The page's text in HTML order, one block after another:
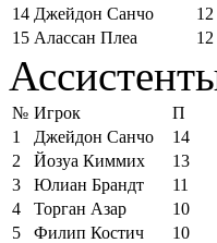
14 Джейдон Санчо
12
15 Алассан Плеа 12
№ Игрок
П
1
Джейдон Санчо
14
2
Йозуа Киммих
13
3
Юлиан Брандт
11
4
Торган Азар
10
5
Филип Костич
10